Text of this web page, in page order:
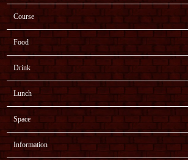
Course
Food
Drink
Lunch
Space
Information